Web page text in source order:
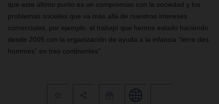
que este último punto es un compromiso con la sociedad y los
problemas sociales que va más allá de nuestros intereses
comerciales, por ejemplo, el trabajo que hemos estado haciendo
desde 2005 con la organización de ayuda a la infancia “terre des
hommes” en tres continentes".